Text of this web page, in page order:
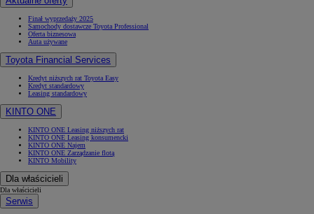
Finał wyprzedaży 2025
Samochody dostawcze Toyota Professional
Oferta biznesowa
Auta używane
Toyota Financial Services
Kredyt niższych rat Toyota Easy
Kredyt standardowy
Leasing standardowy
KINTO ONE
KINTO ONE Leasing niższych rat
KINTO ONE Leasing konsumencki
KINTO ONE Najem
KINTO ONE Zarządzanie flotą
KINTO Mobility
Dla właścicieli
Dla właścicieli
Serwis